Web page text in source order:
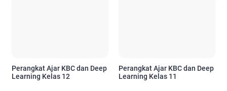
Perangkat Ajar KBC dan Deep
Learning Kelas 12
Perangkat Ajar KBC dan Deep
Learning Kelas 11